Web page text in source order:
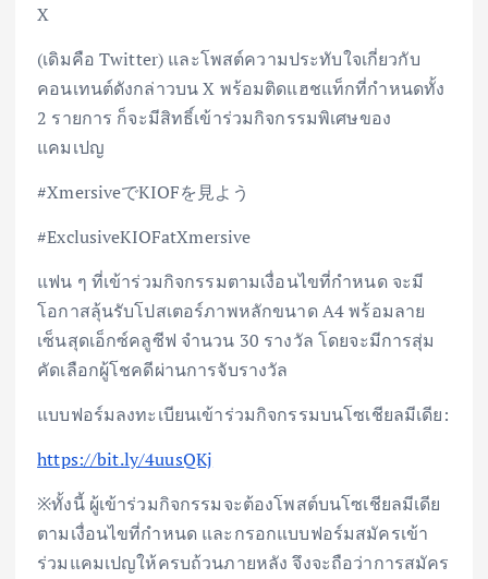
X
(เดิมคือ Twitter) และโพสต์ความประทับใจเกี่ยวกับ
คอนเทนต์ดังกล่าวบน X พร้อมติดแฮชแท็กที่กำหนดทั้ง
2 รายการ ก็จะมีสิทธิ์เข้าร่วมกิจกรรมพิเศษของ
แคมเปญ
#XmersiveでKIOFを見よう
#ExclusiveKIOFatXmersive
แฟน ๆ ที่เข้าร่วมกิจกรรมตามเงื่อนไขที่กำหนด จะมี
โอกาสลุ้นรับโปสเตอร์ภาพหลักขนาด A4 พร้อมลาย
เซ็นสุดเอ็กซ์คลูซีฟ จำนวน 30 รางวัล โดยจะมีการสุ่ม
คัดเลือกผู้โชคดีผ่านการจับรางวัล
แบบฟอร์มลงทะเบียนเข้าร่วมกิจกรรมบนโซเชียลมีเดีย:
https://bit.ly/4uusQKj
※ทั้งนี้ ผู้เข้าร่วมกิจกรรมจะต้องโพสต์บนโซเชียลมีเดีย
ตามเงื่อนไขที่กำหนด และกรอกแบบฟอร์มสมัครเข้า
ร่วมแคมเปญให้ครบถ้วนภายหลัง จึงจะถือว่าการสมัคร